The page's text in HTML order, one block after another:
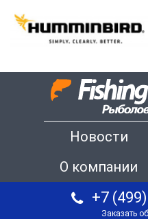
Новости
О компании
+7
Заказать